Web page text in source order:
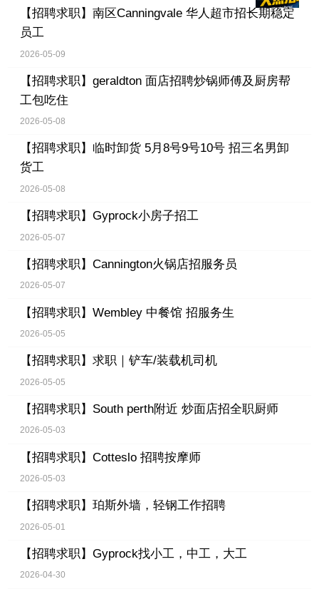
【招聘求职】 南区Canningvale 华人超市招长期稳定
员工
2026-05-09
【招聘求职】 geraldton 面店招聘炒锅师傅及厨房帮
工包吃住
2026-05-08
【招聘求职】 临时卸货 5月8号9号10号 招三名男卸
货工
2026-05-08
【招聘求职】 Gyprock小房子招工
2026-05-07
【招聘求职】 Cannington火锅店招服务员
2026-05-07
【招聘求职】 Wembley 中餐馆 招服务生
2026-05-05
【招聘求职】 求职｜铲车/装载机司机
2026-05-05
【招聘求职】 South perth附近 炒面店招全职厨师
2026-05-03
【招聘求职】 Cotteslo 招聘按摩师
2026-05-03
【招聘求职】 珀斯外墙，轻钢工作招聘
2026-05-01
【招聘求职】 Gyprock找小工，中工，大工
2026-04-30